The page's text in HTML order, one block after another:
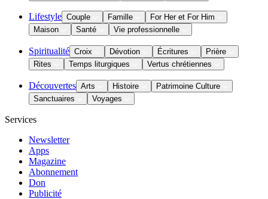
Lifestyle Couple Famille
For Her et For Him
Maison
Santé Vie professionnelle
Spiritualité Croix Dévotion Écritures
Prière
Rites
Temps liturgiques Vertus chrétiennes
Découvertes Arts Histoire
Patrimoine Culture
Sanctuaires
Voyages
Services
Newsletter
Apps
Magazine
Abonnement
Don
Publicité